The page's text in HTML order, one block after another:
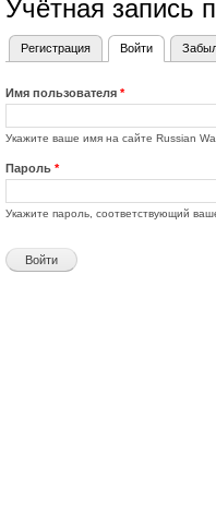
Учётная запись
Главные вкладки
Регистрация Войти (активная
Имя пользователя *
Укажите ваше имя на сайте Russian
Пароль *
Укажите пароль, соответствующий